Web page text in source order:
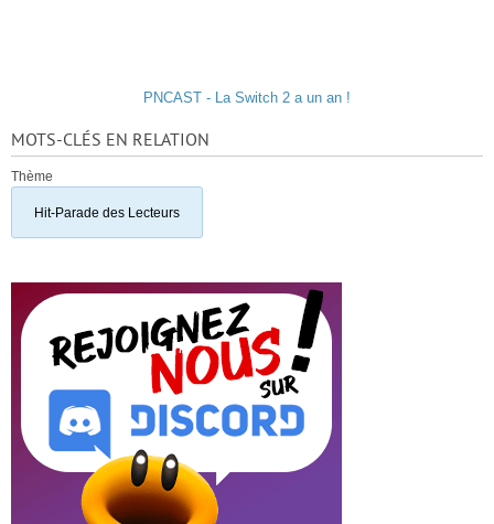
PNCAST - La Switch 2 a un an !
MOTS-CLÉS EN RELATION
Thème
Hit-Parade des Lecteurs